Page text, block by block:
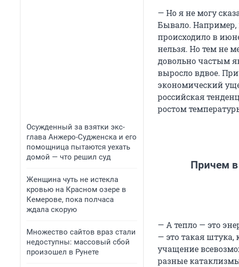
Осужденный за взятки экс-
глава Анжеро-Судженска и его
помощница пытаются уехать
домой — что решил суд
Женщина чуть не истекла
кровью на Красном озере в
Кемерове, пока полчаса
ждала скорую
Множество сайтов враз стали
недоступны: массовый сбой
произошел в Рунете
— Но я не могу
Бывало. Например,
происходило в
нельзя. Но тем не
довольно частым
выросло вдвое.
экономический
российская
ростом
Причем в
— А тепло — это
— это такая штука,
учащение
разные